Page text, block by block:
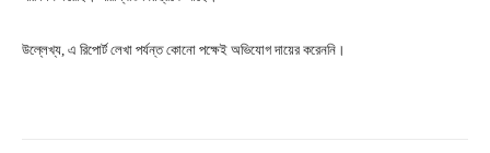
উল্লেখ্য, এ রিপোর্ট লেখা পর্যন্ত কোনো পক্ষেই অভিযোগ দায়ের করেননি।